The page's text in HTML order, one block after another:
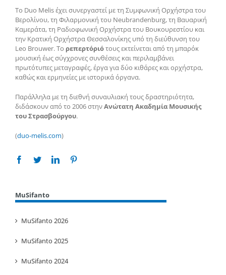
Το Duo Melis έχει συνεργαστεί με τη Συμφωνική Ορχήστρα του
Βερολίνου, τη Φιλαρμονική του Neubrandenburg, τη Βαυαρική
Καμεράτα, τη Ραδιοφωνική Ορχήστρα του Βουκουρεστίου και
την Κρατική Ορχήστρα Θεσσαλονίκης υπό τη διεύθυνση του
Leo Brouwer. Το ρεπερτόριότους εκτείνεται από τη μπαρόκ
μουσική έως σύγχρονες συνθέσεις και περιλαμβάνει
πρωτότυπες μεταγραφές, έργα για δύο κιθάρες και ορχήστρα,
καθώς και ερμηνείες με ιστορικά όργανα.
Παράλληλα με τη διεθνή συναυλιακή τους δραστηριότητα,
διδάσκουν από το 2006 στηνΑνώτατη Ακαδημία Μουσικής
του Στρασβούργου.
(duo-melis.com)
Facebook
TwitterLinkedin
MuSifanto
MuSifanto 2026
MuSifanto 2025
MuSifanto 2024